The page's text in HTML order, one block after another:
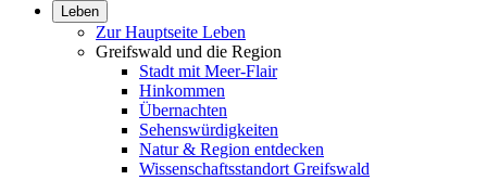
Leben
Zur Hauptseite Leben
Greifswald und die Region
Stadt mit Meer-Flair
Hinkommen
Übernachten
Sehenswürdigkeiten
Natur & Region entdecken
Wissenschaftsstandort Greifswald